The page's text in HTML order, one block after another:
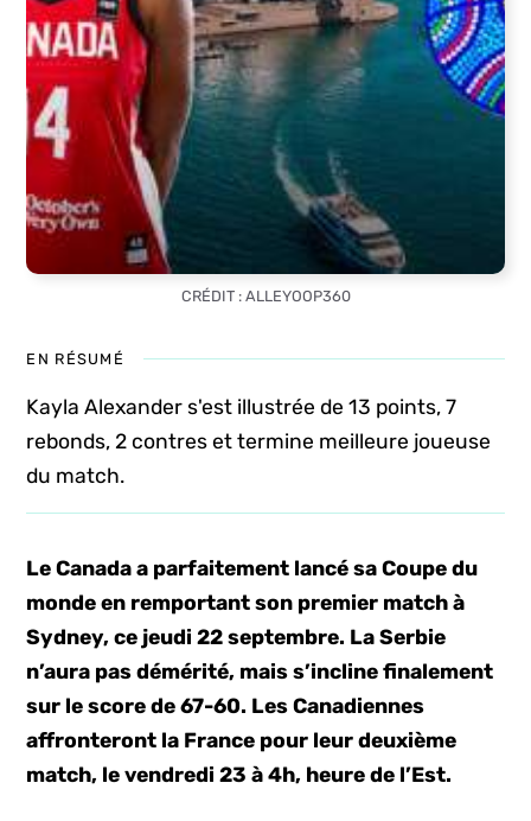
CRÉDIT : ALLEYOOP360
EN RÉSUMÉ
Kayla Alexander s'est illustrée de 13 points, 7
rebonds, 2 contres et termine meilleure joueuse
du match.
Le Canada a parfaitement lancé sa Coupe du
monde en remportant son premier match à
Sydney, ce jeudi 22 septembre. La Serbie
n’aura pas démérité, mais s’incline finalement
sur le score de 67-60. Les Canadiennes
affronteront la France pour leur deuxième
match, le vendredi 23 à 4h, heure de l’Est.